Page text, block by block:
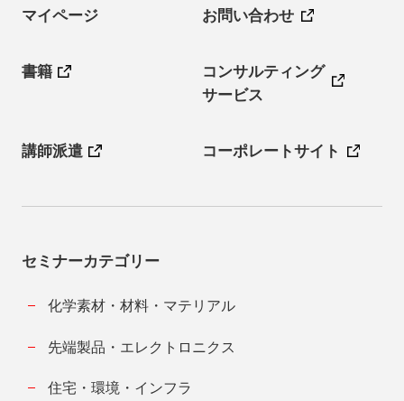
マイページ お問い合わせ
書籍
コンサルティング
サービス
講師派遣 コーポレートサイト
セミナーカテゴリー
化学素材・材料・マテリアル
先端製品・エレクトロニクス
住宅・環境・インフラ